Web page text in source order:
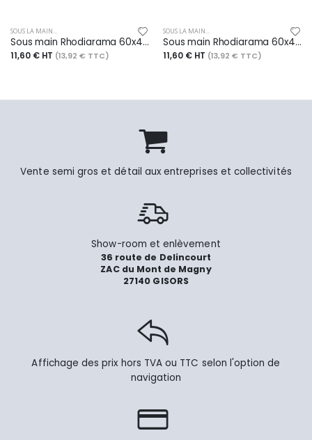
SOUS LA MAIN...
Sous main Rhodiarama 60x40 cm, finition simili cuir italien, coloris taupe
11,60 € HT (13,92 € TTC)
SOUS LA MAIN...
Sous main Rhodiarama 60x40 cm, finition simili cuir italien, coloris anis
11,60 € HT (13,92 € TTC)
Vente semi gros et détail aux entreprises et collectivités
Show-room et enlèvement
36 route de Delincourt
ZAC du Mont de Magny
27140 GISORS
Affichage des prix hors TVA ou TTC selon l'option de
navigation